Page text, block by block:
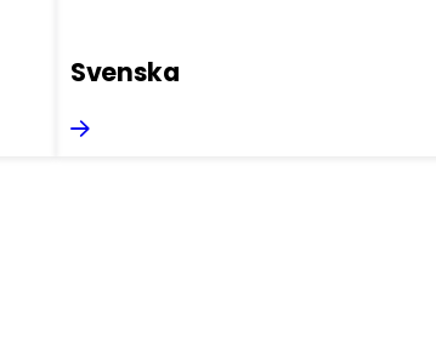
Svenska